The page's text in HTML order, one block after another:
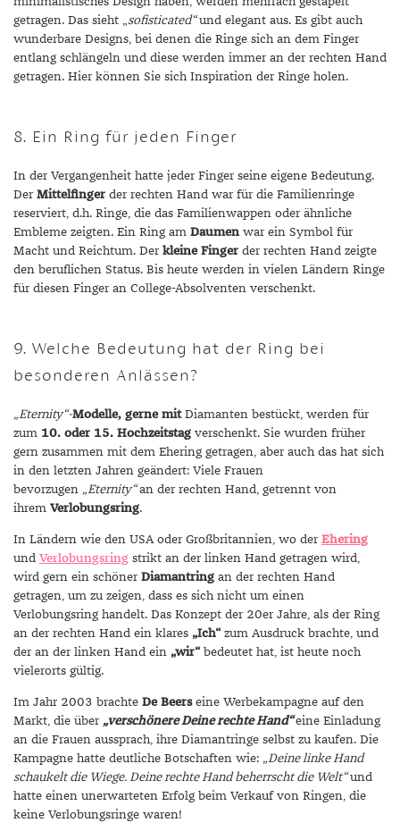
getragen. Das sieht „sofisticated“und elegant aus. Es gibt auch
wunderbare Designs, bei denen die Ringe sich an dem Finger
entlang schlängeln und diese werden immer an der rechten Hand
getragen. Hier können Sie sich Inspiration der Ringe holen.
8. Ein Ring für jeden Finger
In der Vergangenheit hatte jeder Finger seine eigene Bedeutung.
Der Mittelfinger der rechten Hand war für die Familienringe
reserviert, d.h. Ringe, die das Familienwappen oder ähnliche
Embleme zeigten. Ein Ring am Daumen war ein Symbol für
Macht und Reichtum. Der kleine Finger der rechten Hand zeigte
den beruflichen Status. Bis heute werden in vielen Ländern Ringe
für diesen Finger an College-Absolventen verschenkt.
9. Welche Bedeutung hat der Ring bei
besonderen Anlässen?
„Eternity“-Modelle, gerne mit Diamanten bestückt, werden für
zum 10. oder 15. Hochzeitstag verschenkt. Sie wurden früher
gern zusammen mit dem Ehering getragen, aber auch das hat sich
in den letzten Jahren geändert: Viele Frauen
bevorzugen „Eternity“an der rechten Hand, getrennt von
ihrem Verlobungsring.
In Ländern wie den USA oder Großbritannien, wo der Ehering
und Verlobungsring strikt an der linken Hand getragen wird,
wird gern ein schöner Diamantring an der rechten Hand
getragen, um zu zeigen, dass es sich nicht um einen
Verlobungsring handelt. Das Konzept der 20er Jahre, als der Ring
an der rechten Hand ein klares „Ich“ zum Ausdruck brachte, und
der an der linken Hand ein „wir“ bedeutet hat, ist heute noch
vielerorts gültig.
Im Jahr 2003 brachte De Beerseine Werbekampagne auf den
Markt, die über „verschönere Deine rechte Hand“eine Einladung
an die Frauen aussprach, ihre Diamantringe selbst zu kaufen. Die
Kampagne hatte deutliche Botschaften wie: „Deine linke Hand
schaukelt die Wiege. Deine rechte Hand beherrscht die Welt“und
hatte einen unerwarteten Erfolg beim Verkauf von Ringen, die
keine Verlobungsringe waren!